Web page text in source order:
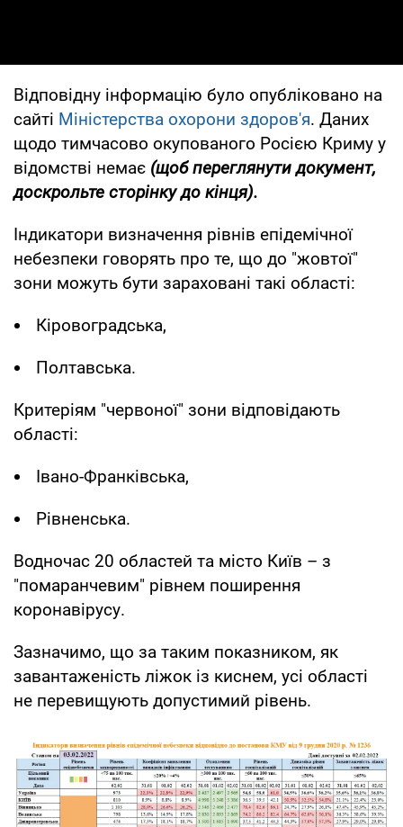
Відповідну інформацію було опубліковано на
сайті Міністерства охорони здоров'я. Даних
щодо тимчасово окупованого Росією Криму у
відомстві немає (щоб переглянути документ,
доскрольте сторінку до кінця).
Індикатори визначення рівнів епідемічної
небезпеки говорять про те, що до "жовтої"
зони можуть бути зараховані такі області:
Кіровоградська,
Полтавська.
Критеріям "червоної" зони відповідають
області:
Івано-Франківська,
Рівненська.
Водночас 20 областей та місто Київ – з
"помаранчевим" рівнем поширення
коронавірусу.
Зазначимо, що за таким показником, як
завантаженість ліжок із киснем, усі області
не перевищують допустимий рівень.